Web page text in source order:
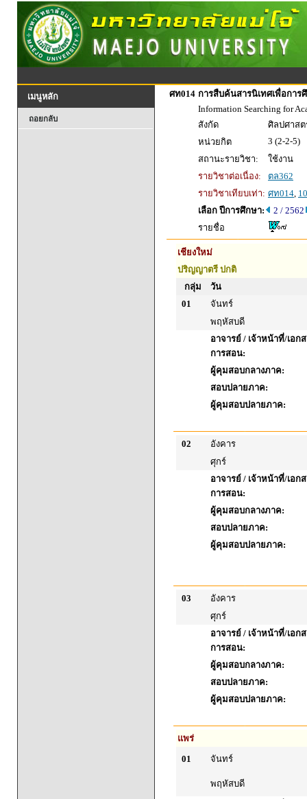
เมนูหลัก
ถอยกลับ
ศท014 การสืบค้นสารนิเทศเพื่อการ
Information Searching for
สังกัด
ศิลปศาส
หน่วยกิต
3 (2-2-5)
สถานะรายวิชา:
ใช้งาน
รายวิชาต่อเนื่อง:
ตล362
รายวิชาเทียบเท่า: ศท014,
เลือก ปีการศึกษา:
2 / 2562
รายชื่อ
เชียงใหม่
ปริญญาตรี ปกติ
กลุ่ม
วัน
01
จันทร์
พฤหัสบดี
อาจารย์ / เจ้าหน้าที่/เอก
การสอน:
ผู้คุมสอบกลางภาค:
สอบปลายภาค:
ผู้คุมสอบปลายภาค:
02
อังคาร
ศุกร์
อาจารย์ / เจ้าหน้าที่/เอก
การสอน:
ผู้คุมสอบกลางภาค:
สอบปลายภาค:
ผู้คุมสอบปลายภาค:
03
อังคาร
ศุกร์
อาจารย์ / เจ้าหน้าที่/เอก
การสอน:
ผู้คุมสอบกลางภาค:
สอบปลายภาค:
ผู้คุมสอบปลายภาค:
แพร่
01
จันทร์
พฤหัสบดี